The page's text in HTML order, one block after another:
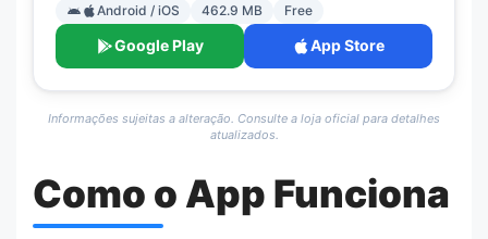
Android / iOS 462.9 MB Free
Google Play App Store
Informações sujeitas a alteração. Consulte a loja oficial para detalhes
atualizados.
Como o App Funciona